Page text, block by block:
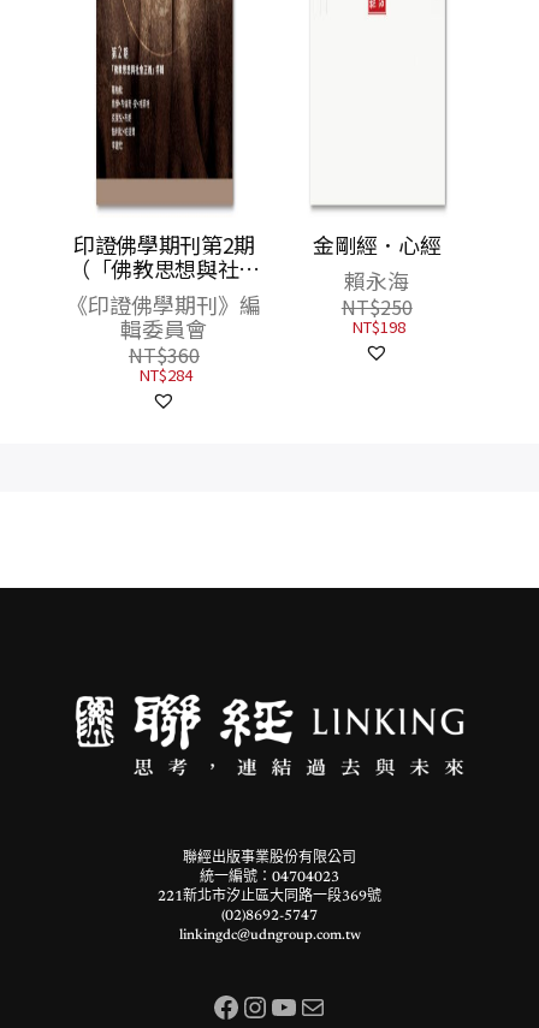
印證佛學期刊第2期
（「佛教思想與社會
正義」特輯）
《印證佛學期刊》編
輯委員會
NT$360
NT$284
金剛經．心經
賴永海
NT$250
NT$198
聯經出版事業股份有限公司
統一編號：04704023
221新北市汐止區大同路一段369號
(02)8692-5747
linkingdc@udngroup.com.tw
Facebook InstagramYouTube 電子郵件